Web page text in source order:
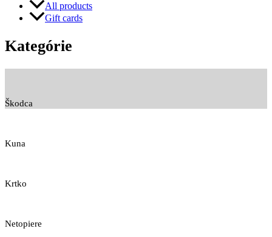
All products
Gift cards
Kategórie
Škodca
Kuna
Krtko
Netopiere